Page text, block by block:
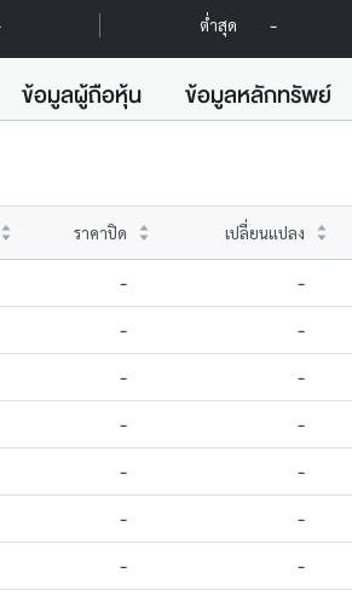
ต่ำสุด -
ข้อมูลผู้ถือหุ้น ข้อมูลหลักทรัพย์
ราคาปิด เปลี่ยนแปลง
- -
- -
- -
- -
- -
- -
- -